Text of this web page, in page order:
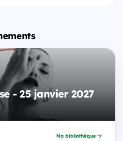
- 25 janvier 2027
Ma bibliothèque